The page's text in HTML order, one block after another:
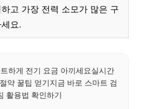
고 가장 전력 소모가 많은 구
요.
하게 전기 요금 아끼세요실시간
약 꿀팁 얻기지금 바로 스마트 검
활용법 확인하기